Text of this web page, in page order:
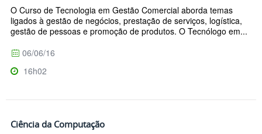
O Curso de Tecnologia em Gestão Comercial aborda temas
ligados à gestão de negócios, prestação de serviços, logística,
gestão de pessoas e promoção de produtos. O Tecnólogo em...
06/06/16
16h02
Ciência da Computação